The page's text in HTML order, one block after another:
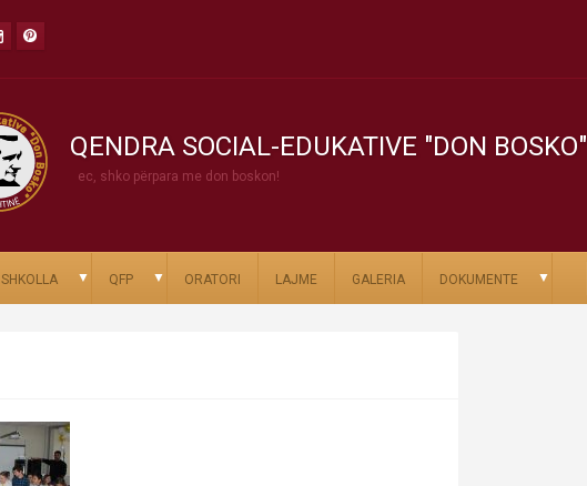
QENDRA SOCIAL-EDUKATIVE "DON BOSKO"
ec, shko përpara me don boskon!
SHKOLLA ▼ QFP ▼ ORATORI LAJME GALERIA DOKUMENTE ▼